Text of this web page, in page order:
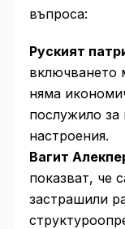
въпроса:
Руският
включването
няма
послужило за
настроения.
Вагит
показват, че
застрашили